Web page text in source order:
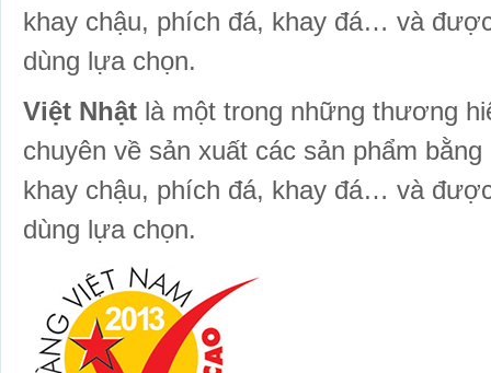
khay chậu, phích đá, khay đá… và
dùng lựa chọn.
Việt Nhật là một trong những thương
chuyên về sản xuất các sản phẩm
khay chậu, phích đá, khay đá… và
dùng lựa chọn.